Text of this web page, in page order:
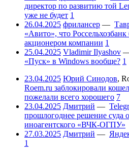
директор по развитию той
уже не будет 1
26.04.2025 фрилансер —
«Авито», что
акционером компании 1
25.04.2025 Vladimir Ilyashov
«Пуск» в Windows вообще? 1
23.04.2025 Юрий Синодов,
Roem.ru заблокировали
пожелали всего хорошего 7
23.04.2025 Дмитрий —
прошлогоднее решение суда
иноагентского «ВЧК-ОГПУ»
27.03.2025 Дмитрий —
1